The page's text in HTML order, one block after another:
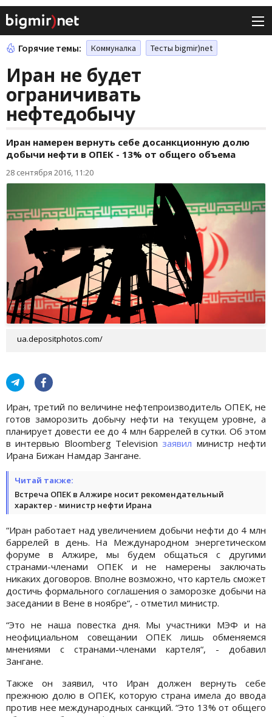
Горячие темы: Коммуналка Тесты bigmir)net
Иран не будет
ограничивать
нефтедобычу
Иран намерен вернуть себе досанкционную долю
добычи нефти в ОПЕК - 13% от общего объема
28 сентября 2016, 11:20
ua.depositphotos.com/
Иран, третий по величине нефтепроизводитель ОПЕК, не
готов заморозить добычу нефти на текущем уровне, а
планирует довести ее до 4 млн баррелей в сутки. Об этом
в интервью Bloomberg Television заявил министр нефти
Ирана Бижан Намдар Зангане.
Читай также:
Встреча ОПЕК в Алжире носит рекомендательный
характер - министр нефти Ирана
“Иран работает над увеличением добычи нефти до 4 млн
баррелей в день. На Международном энергетическом
форуме в Алжире, мы будем общаться с другими
странами-членами ОПЕК и не намерены заключать
никаких договоров. Вполне возможно, что картель сможет
достичь формального соглашения о заморозке добычи на
заседании в Вене в ноябре“, - отметил министр.
“Это не наша повестка дня. Мы участники МЭФ и на
неофициальном совещании ОПЕК лишь обменяемся
мнениями с странами-членами картеля“, - добавил
Зангане.
Также он заявил, что Иран должен вернуть себе
прежнюю долю в ОПЕК, которую страна имела до ввода
против нее международных санкций. “Это 13% от общего